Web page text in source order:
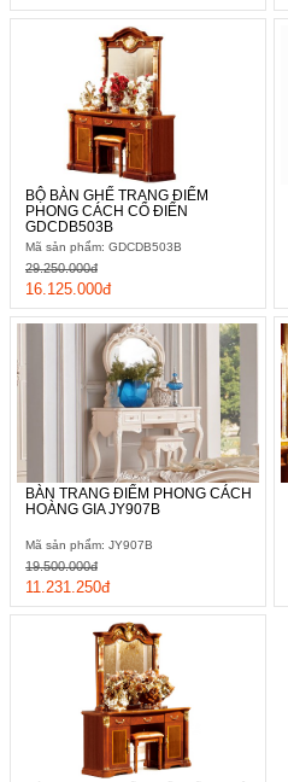
BỘ BÀN GHẾ TRANG ĐIỂM
PHONG CÁCH CỔ ĐIỂN
GDCDB503B
Mã sản phẩm: GDCDB503B
16.125.000đ
29.250.000đ
BÀN TRANG ĐIỂM PHONG CÁCH
HOÀNG GIA JY907B
Mã sản phẩm: JY907B
11.231.250đ
19.500.000đ